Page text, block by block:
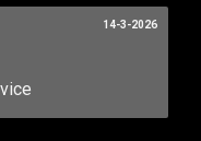
14-3-2026